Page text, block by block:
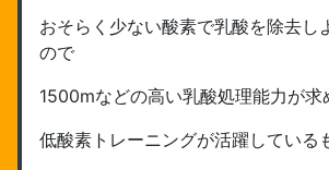
おそらく少ない酸素で乳酸を除去し
ので
1500mなどの高い乳酸処理能力が求
低酸素トレーニングが活躍している